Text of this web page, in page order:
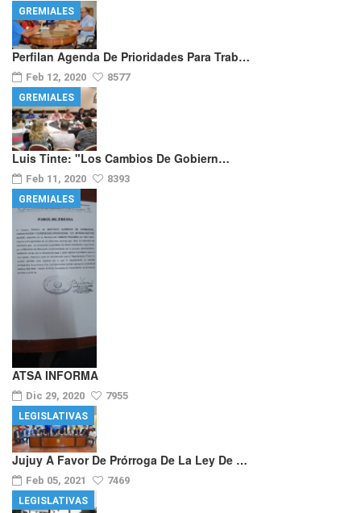
Perfilan Agenda De Prioridades Para Trab…
Feb 12, 2020 8577
GREMIALES
Luis Tinte: "los Cambios De Gobiern…
Feb 11, 2020 8393
GREMIALES
ATSA INFORMA
Dic 29, 2020 7955
GREMIALES
Jujuy A Favor De Prórroga De La Ley De …
Feb 05, 2021 7469
LEGISLATIVAS
LEGISLATIVAS